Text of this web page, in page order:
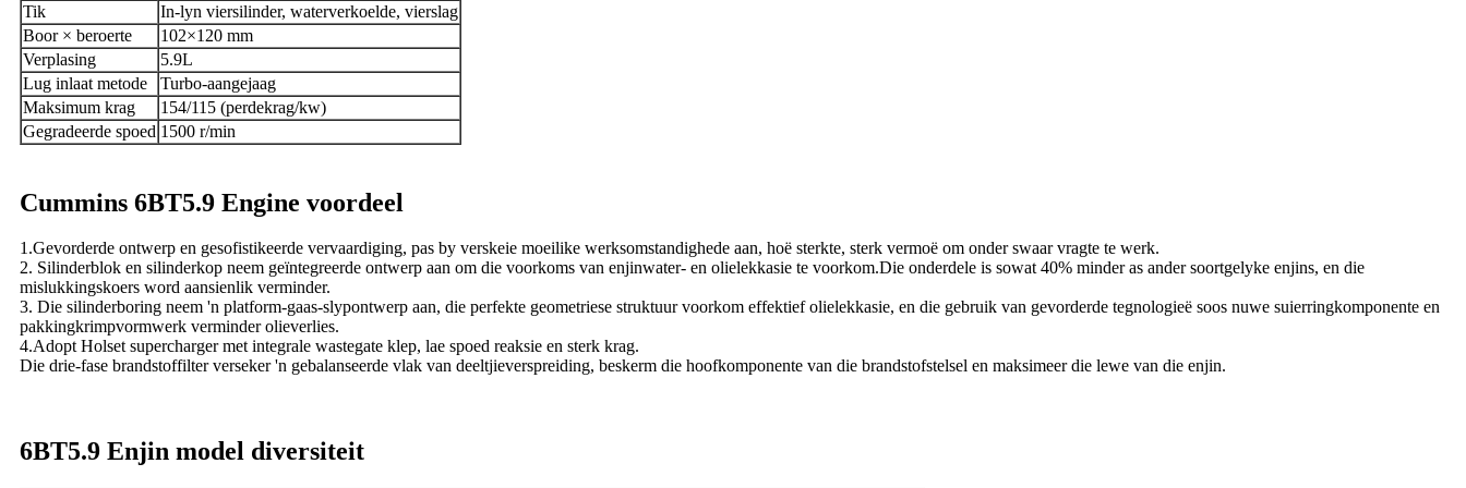
Tik
In-lyn viersilinder, waterverkoelde, vierslag
Boor × beroerte
102×120 mm
Verplasing
5.9L
Lug inlaat metode
Turbo-aangejaag
Maksimum krag
154/115 (perdekrag/kw)
Gegradeerde spoed 1500 r/min
Cummins 6BT5.9 Engine voordeel
1.Gevorderde ontwerp en gesofistikeerde vervaardiging, pas by verskeie moeilike werksomstandighede aan, hoë sterkte, sterk vermoë om onder swaar vragte te werk.
2. Silinderblok en silinderkop neem geïntegreerde ontwerp aan om die voorkoms van enjinwater- en olielekkasie te voorkom.Die onderdele is sowat 40% minder as ander soortgelyke enjins, en die
mislukkingskoers word aansienlik verminder.
3. Die silinderboring neem 'n platform-gaas-slypontwerp aan, die perfekte geometriese struktuur voorkom effektief olielekkasie, en die gebruik van gevorderde tegnologieë soos nuwe suierringkomponente en
pakkingkrimpvormwerk verminder olieverlies.
4.Adopt Holset supercharger met integrale wastegate klep, lae spoed reaksie en sterk krag.
Die drie-fase brandstoffilter verseker 'n gebalanseerde vlak van deeltjieverspreiding, beskerm die hoofkomponente van die brandstofstelsel en maksimeer die lewe van die enjin.
6BT5.9 Enjin model diversiteit